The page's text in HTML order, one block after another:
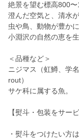
絶景を望む標高800〜
澄んだ空気と、清水
虫や鳥、動物が豊か
小淵沢の自然の恵を
＜品種など＞
ニジマス（虹鱒、学
rout）
サケ科に属する魚。
【熨斗・包装をサー
・熨斗をつけたい